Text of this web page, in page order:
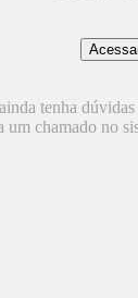
tenha
um chamado no